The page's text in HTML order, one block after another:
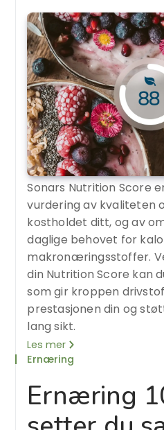
Sonars Nutrition Score
vurdering av kvaliteten
kostholdet ditt, og av
daglige behovet for
makronæringsstoffer.
din Nutrition Score kan
som gir kroppen
prestasjonen din og
lang sikt.
Les mer
Ernæring
Ernæring